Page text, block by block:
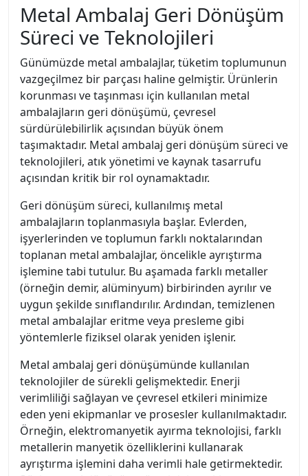
Metal Ambalaj Geri Dönüşüm
Süreci ve Teknolojileri
Günümüzde metal ambalajlar, tüketim toplumunun
vazgeçilmez bir parçası haline gelmiştir. Ürünlerin
korunması ve taşınması için kullanılan metal
ambalajların geri dönüşümü, çevresel
sürdürülebilirlik açısından büyük önem
taşımaktadır. Metal ambalaj geri dönüşüm süreci ve
teknolojileri, atık yönetimi ve kaynak tasarrufu
açısından kritik bir rol oynamaktadır.
Geri dönüşüm süreci, kullanılmış metal
ambalajların toplanmasıyla başlar. Evlerden,
işyerlerinden ve toplumun farklı noktalarından
toplanan metal ambalajlar, öncelikle ayrıştırma
işlemine tabi tutulur. Bu aşamada farklı metaller
(örneğin demir, alüminyum) birbirinden ayrılır ve
uygun şekilde sınıflandırılır. Ardından, temizlenen
metal ambalajlar eritme veya presleme gibi
yöntemlerle fiziksel olarak yeniden işlenir.
Metal ambalaj geri dönüşümünde kullanılan
teknolojiler de sürekli gelişmektedir. Enerji
verimliliği sağlayan ve çevresel etkileri minimize
eden yeni ekipmanlar ve prosesler kullanılmaktadır.
Örneğin, elektromanyetik ayırma teknolojisi, farklı
metallerin manyetik özelliklerini kullanarak
ayrıştırma işlemini daha verimli hale getirmektedir.